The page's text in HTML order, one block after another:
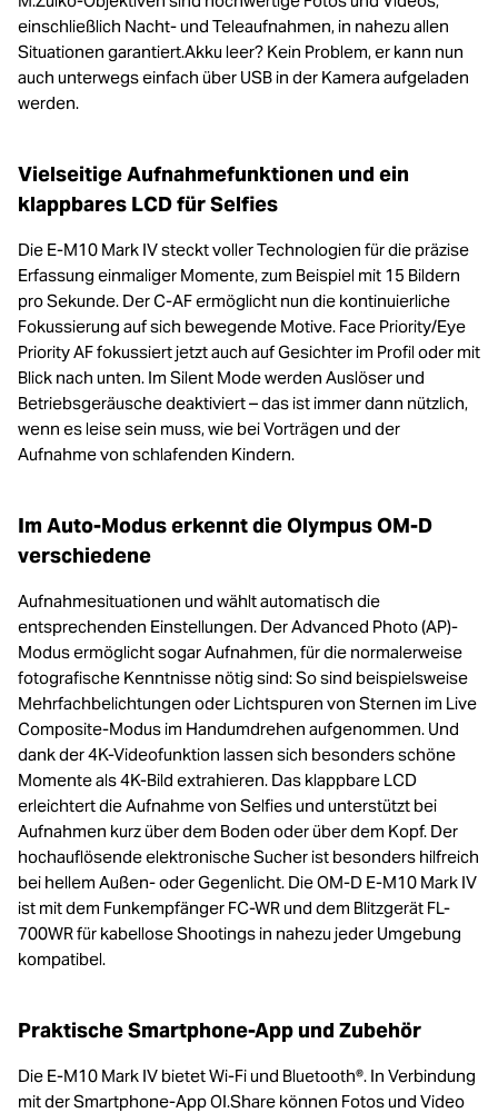
einschließlich Nacht- und Teleaufnahmen, in nahezu allen
Situationen garantiert.Akku leer? Kein Problem, er kann nun
auch unterwegs einfach über USB in der Kamera aufgeladen
werden.
Vielseitige Aufnahmefunktionen und ein
klappbares LCD für Selfies
Die E-M10 Mark IV steckt voller Technologien für die präzise
Erfassung einmaliger Momente, zum Beispiel mit 15 Bildern
pro Sekunde. Der C-AF ermöglicht nun die kontinuierliche
Fokussierung auf sich bewegende Motive. Face Priority/Eye
Priority AF fokussiert jetzt auch auf Gesichter im Profil oder mit
Blick nach unten. Im Silent Mode werden Auslöser und
Betriebsgeräusche deaktiviert – das ist immer dann nützlich,
wenn es leise sein muss, wie bei Vorträgen und der
Aufnahme von schlafenden Kindern.
Im Auto-Modus erkennt die Olympus OM-D
verschiedene
Aufnahmesituationen und wählt automatisch die
entsprechenden Einstellungen. Der Advanced Photo (AP)-
Modus ermöglicht sogar Aufnahmen, für die normalerweise
fotografische Kenntnisse nötig sind: So sind beispielsweise
Mehrfachbelichtungen oder Lichtspuren von Sternen im Live
Composite-Modus im Handumdrehen aufgenommen. Und
dank der 4K-Videofunktion lassen sich besonders schöne
Momente als 4K-Bild extrahieren. Das klappbare LCD
erleichtert die Aufnahme von Selfies und unterstützt bei
Aufnahmen kurz über dem Boden oder über dem Kopf. Der
hochauflösende elektronische Sucher ist besonders hilfreich
bei hellem Außen- oder Gegenlicht. Die OM-D E-M10 Mark IV
ist mit dem Funkempfänger FC-WR und dem Blitzgerät FL-
700WR für kabellose Shootings in nahezu jeder Umgebung
kompatibel.
Praktische Smartphone-App und Zubehör
Die E-M10 Mark IV bietet Wi-Fi und Bluetooth®. In Verbindung
mit der Smartphone-App OI.Share können Fotos und Video